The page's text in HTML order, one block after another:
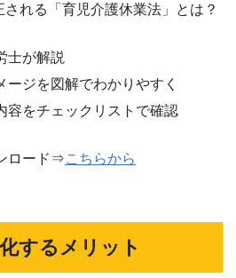
れる「育児介護休業法」とは？
士が解説
ージを図解でわかりやすく
容をチェックリストで確認
ロード⇒こちらから
するメリット